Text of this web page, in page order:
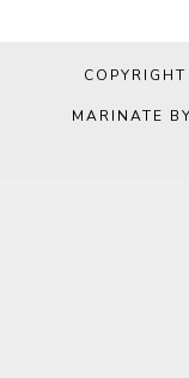
MARINATE